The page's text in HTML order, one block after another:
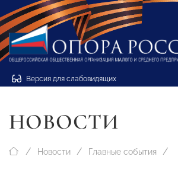
Версия для слабовидящих
НОВОСТИ
Новости Главные события